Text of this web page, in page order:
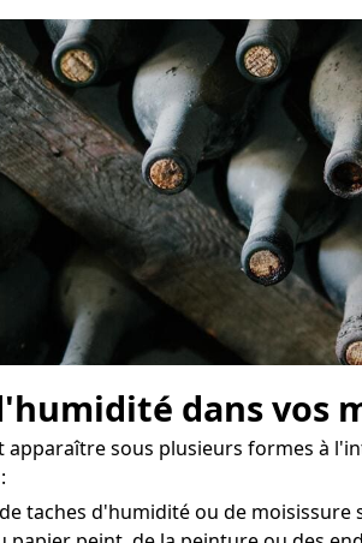
dans vos
apparaître sous plusieurs formes à
taches d'humidité ou de moisissure